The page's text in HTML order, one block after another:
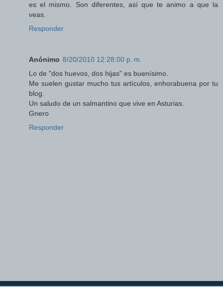
es el mismo. Son diferentes, así que te animo a que la
veas.
Responder
Anónimo 8/20/2010 12:28:00 p. m.
Lo de "dos huevos, dos hijas" es buenísimo.
Me suelen gustar mucho tus artículos, enhorabuena por tu
blog.
Un saludo de un salmantino que vive en Asturias.
Gnero
Responder